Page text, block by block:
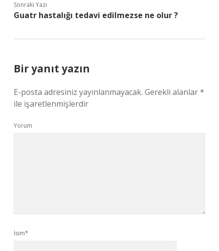
Sonraki Yazı
Guatr hastalığı tedavi edilmezse ne olur ?
Bir yanıt yazın
E-posta adresiniz yayınlanmayacak. Gerekli alanlar*
ile işaretlenmişlerdir
Yorum
İsim*